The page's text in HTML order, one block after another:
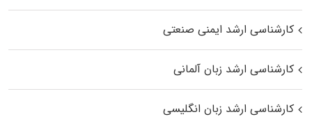
کارشناسی ارشد ایمنی صنعتی
کارشناسی ارشد زبان آلمانی
کارشناسی ارشد زبان انگلیسی